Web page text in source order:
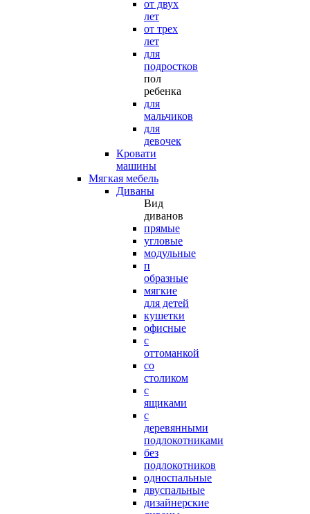
от двух
лет
от трех
лет
для
подростков
пол
ребенка
для
мальчиков
для
девочек
Кровати
машины
Мягкая мебель
Диваны
Вид
диванов
прямые
угловые
модульные
п
образные
мягкие
для детей
кушетки
офисные
с
оттоманкой
со
столиком
с
ящиками
с
деревянными
подлокотниками
без
подлокотников
односпальные
двуспальные
дизайнерские